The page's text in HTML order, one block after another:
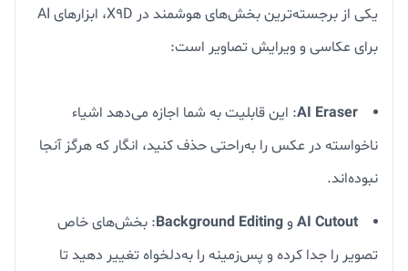
یکی از برجسته‌ترین بخش‌های هوشمند در X9D، ابزارهای AI
برای عکاسی و ویرایش تصاویر است:
AI Eraser: این قابلیت به شما اجازه می‌دهد اشیاء
ناخواسته در عکس را به‌راحتی حذف کنید، انگار که هرگز آنجا
نبوده‌اند.
AI Cutout وBackground Editing: بخش‌های خاص
تصویر را جدا کرده و پس‌زمینه را به‌دلخواه تغییر دهید تا